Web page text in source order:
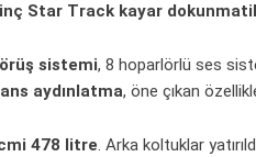
Star Track kayar
sistemi, 8 hoparlörlü ses
aydınlatma, öne çıkan
478 litre. Arka koltuklar